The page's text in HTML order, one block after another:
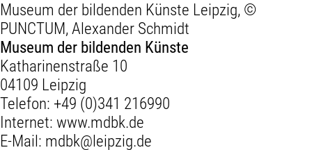
Museum der bildenden Künste Leipzig, ©
PUNCTUM, Alexander Schmidt
Museum der bildenden Künste
Katharinenstraße 10
04109 Leipzig
Telefon: +49 (0)341 216990
Internet: www.mdbk.de
E-Mail: mdbk@leipzig.de